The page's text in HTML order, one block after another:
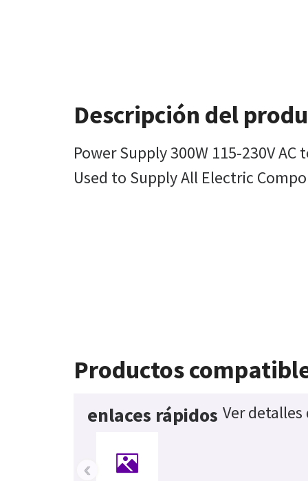
Descripción del
Power Supply 300W 115-230V AC
Used to Supply All Electric
Productos
enlaces rápidos Ver
‹